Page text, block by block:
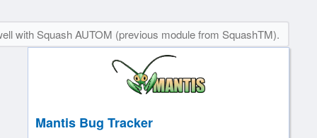
with Squash AUTOM (previous module from SquashTM).
Mantis Bug Tracker